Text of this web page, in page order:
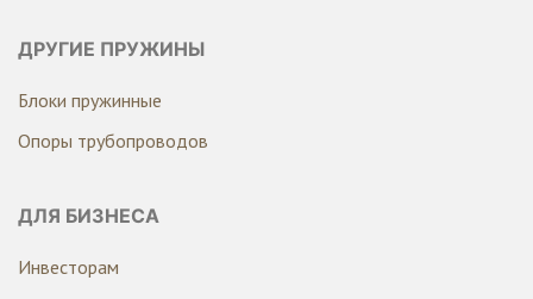
ДРУГИЕ ПРУЖИНЫ
Блоки пружинные
Опоры трубопроводов
ДЛЯ БИЗНЕСА
Инвесторам